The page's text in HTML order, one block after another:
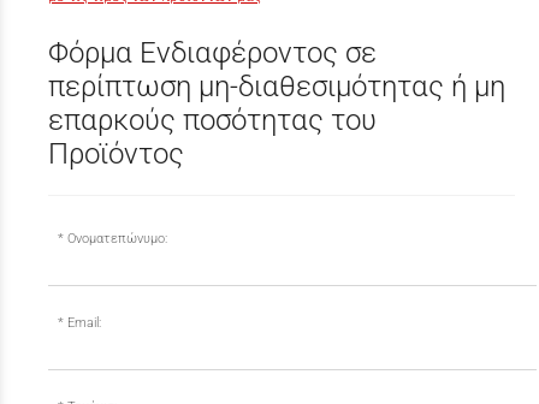
Φόρμα Ενδιαφέροντος σε
περίπτωση μη-διαθεσιμότητας ή μη
επαρκούς ποσότητας του
Προϊόντος
Ονοματεπώνυμο:
Email: